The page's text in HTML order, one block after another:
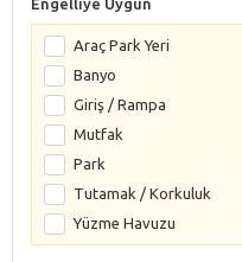
Araç Park Yeri
Banyo
Giriş / Rampa
Mutfak
Park
Tutamak / Korkuluk
Yüzme Havuzu